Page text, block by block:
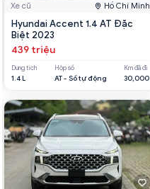
Xe cũ Hồ Chí Minh
Hyundai Accent 1.4 AT Đặc
Biệt 2023
439 triệu
Dung tích
1.4 L
Hộp số
AT - Số tự động
Km đã đi
30,000